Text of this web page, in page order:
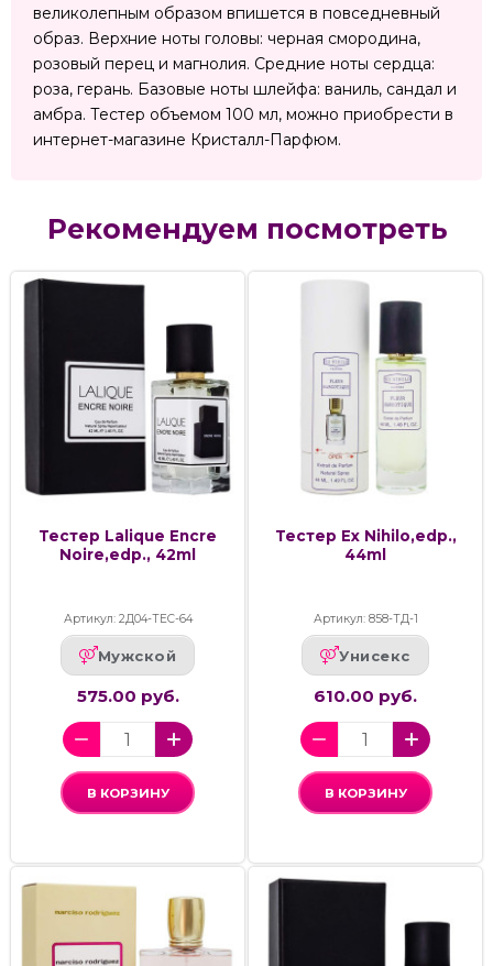
великолепным образом впишется в повседневный
образ. Верхние ноты головы: черная смородина,
розовый перец и магнолия. Средние ноты сердца:
роза, герань. Базовые ноты шлейфа: ваниль, сандал и
амбра. Тестер объемом 100 мл, можно приобрести в
интернет-магазине Кристалл-Парфюм.
Рекомендуем посмотреть
Тестер Lalique Encre
Noire,edp., 42ml
Артикул: 2Д04-ТЕС-64
Мужской
575.00 руб.
В КОРЗИНУ
Тестер Ex Nihilo,edp.,
44ml
Артикул: 858-ТД-1
Унисекс
610.00 руб.
В КОРЗИНУ